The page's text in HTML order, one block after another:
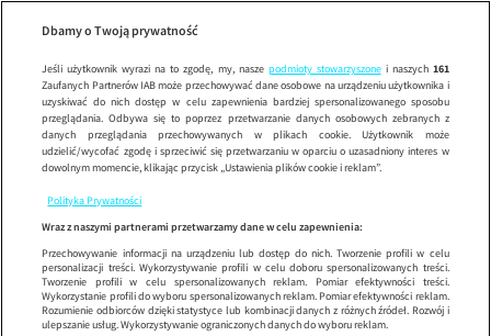
Wypróbuj aplikację mobilną
Korzystaj z łatwiejszej nawigacji i ciesz się szybszym
Dbamy o Twoją prywatność
Jeśli użytkownik wyrazi na to zgodę, my, nasze podmioty stowarzyszonei naszych 161
Zaufanych Partnerów IAB może przechowywać dane osobowe na urządzeniu użytkownika i
uzyskiwać do nich dostęp w celu zapewnienia bardziej spersonalizowanego sposobu
przeglądania. Odbywa się to poprzez przetwarzanie danych osobowych zebranych z
danych przeglądania przechowywanych w plikach cookie. Użytkownik może
udzielić/wycofać zgodę i sprzeciwić się przetwarzaniu w oparciu o uzasadniony interes w
dowolnym momencie, klikając przycisk „Ustawienia plików cookie i reklam”.
Polityka Prywatności
Wraz z naszymi partnerami przetwarzamy dane w celu zapewnienia:
Przechowywanie informacji na urządzeniu lub dostęp do nich. Tworzenie profili w celu
personalizacji treści. Wykorzystywanie profili w celu doboru spersonalizowanych treści.
Tworzenie profili w celu spersonalizowanych reklam. Pomiar efektywności treści.
Wykorzystanie profili do wyboru spersonalizowanych reklam. Pomiar efektywności reklam.
Rozumienie odbiorców dzięki statystyce lub kombinacji danych z różnych źródeł. Rozwój i
ulepszanie usług. Wykorzystywanie ograniczonych danych do wyboru reklam.